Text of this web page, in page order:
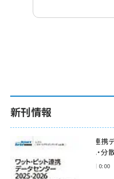
新刊情報
ワット・ビット連
時代に多様化・
2025年11月28日 0:00